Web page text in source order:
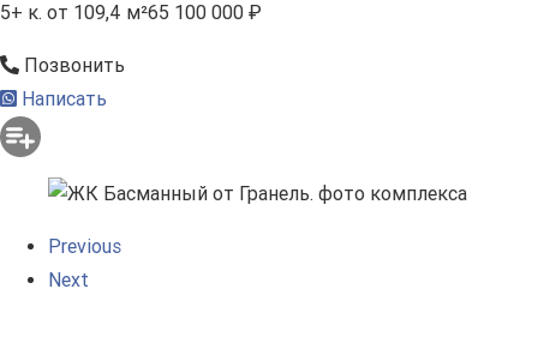
5+ к. от 109,4 м²65 100 000 ₽
Позвонить
Написать
Previous
Next